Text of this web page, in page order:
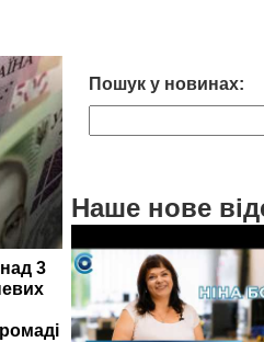
3
Пошук у новинах:
Наше нове